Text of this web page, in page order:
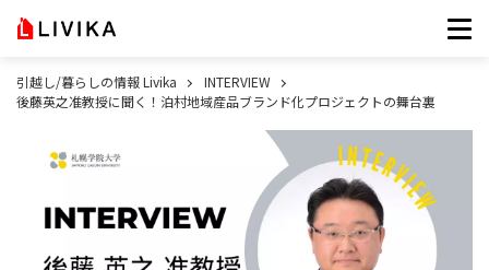
引越し/暮らしの情報 Livika
INTERVIEW
後藤英之准教授に聞く！泊村地域産品ブランド化プロジェクトの舞台裏